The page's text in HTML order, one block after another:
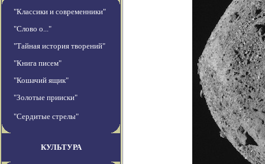
"Классики и современники"
"Слово о..."
"Тайная история творений"
"Книга писем"
"Кошачий ящик"
"Золотые прииски"
"Сердитые стрелы"
КУЛЬТУРА